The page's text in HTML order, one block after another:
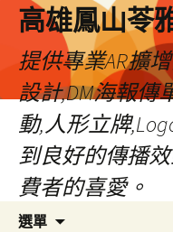
高雄鳳山苓
提供專業AR擴
設計,DM海報傳
動,人形立牌
到良好的傳播
費者的喜愛。
選單